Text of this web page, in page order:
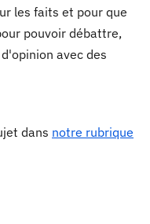
les faits et pour que
pouvoir débattre,
avec des
dans notre rubrique